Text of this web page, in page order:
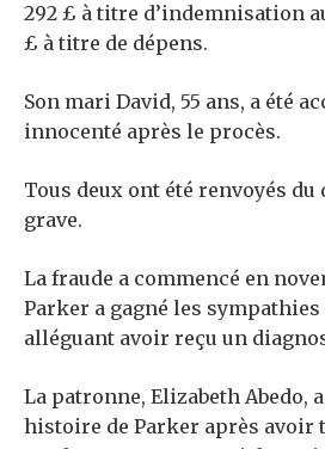
292 £ à titre d’indemnisation
£ à titre de dépens.
Son mari David, 55 ans, a été
innocenté après le procès.
Tous deux ont été renvoyés
grave.
La fraude a commencé en
Parker a gagné les
alléguant avoir reçu un
La patronne, Elizabeth Abedo,
histoire de Parker après avoir